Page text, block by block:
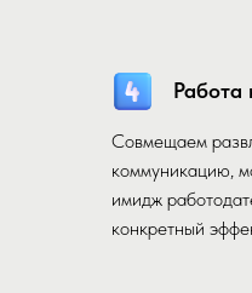
Работа
Совмещаем
коммуникацию,
имидж
конкретный